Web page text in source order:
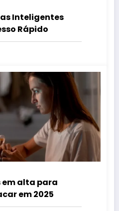
Inteligentes
Rápido
em alta para
em 2025